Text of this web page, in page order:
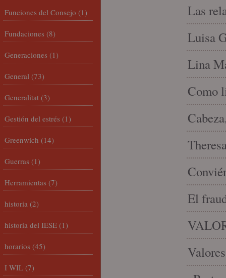
Las
Luisa
Lina
Como
El
Funciones del Consejo (1)
Fundaciones (8)
Generaciones (1)
General (73)
Generalitat (3)
Gestión del estrés (1)
Greenwich (14)
Guerras (1)
Herramientas (7)
historia (2)
historia del IESE (1)
horarios (45)
I WIL (7)